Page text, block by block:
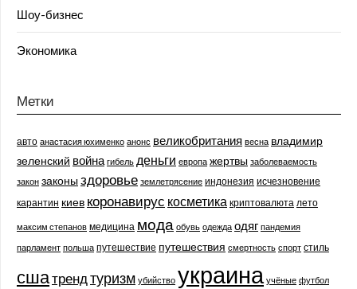
Шоу-бизнес
Экономика
Метки
авто анастасия юхименко анонс великобритания весна владимир
зеленский война гибель деньги европа жертвы заболеваемость
закон законыздоровье землетрясение индонезия исчезновение
карантин киев коронавирус косметика криптовалюта лето
максим степанов медицина мода обувь одежда одяг пандемия
парламент польша путешествие путешествия смертность спорт стиль
сшатренд туризм убийство украина учёные футбол